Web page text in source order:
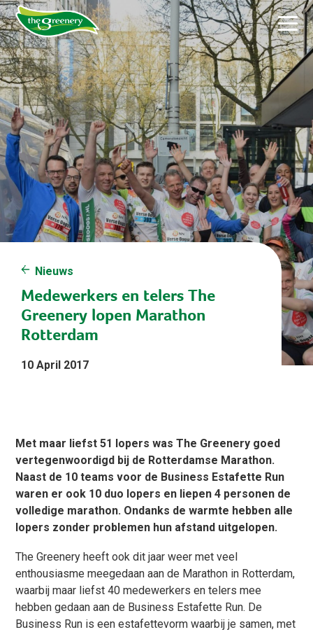
Nieuws
Medewerkers en telers The
Greenery lopen Marathon
Rotterdam
10 April 2017
Met maar liefst 51 lopers was The Greenery goed
vertegenwoordigd bij de Rotterdamse Marathon.
Naast de 10 teams voor de Business Estafette Run
waren er ook 10 duo lopers en liepen 4 personen de
volledige marathon. Ondanks de warmte hebben alle
lopers zonder problemen hun afstand uitgelopen.
The Greenery heeft ook dit jaar weer met veel
enthousiasme meegedaan aan de Marathon in Rotterdam,
waarbij maar liefst 40 medewerkers en telers mee
hebben gedaan aan de Business Estafette Run. De
Business Run is een estafettevorm waarbij je samen, met